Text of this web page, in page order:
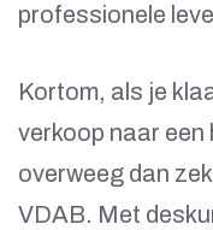
professionele
Kortom, als je
verkoop naar een
overweeg dan
VDAB. Met